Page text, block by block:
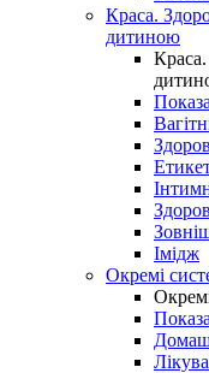
Краса.
дитиною
Краса.
Імідж
Окремі